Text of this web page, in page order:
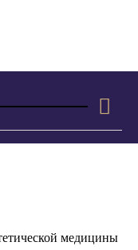
медицины